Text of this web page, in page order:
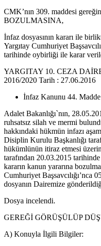
CMK’nın 309. maddesi
BOZULMASINA,
İnfaz dosyasının kararı ile
Yargıtay Cumhuriyet
tarihinde oybirliği ile karar
YARGITAY 10. CEZA
2016/2020 Tarih : 27.06.2016
İnfaz Kanunu 44. Madde
Adalet Bakanlığı`nın,
ruhsatsız silah ve mermi
hakkındaki hükmün infazı
Disiplin Kurulu Başkanlığı
hükümlünün itiraz etmesi
tarafından 20.03.2015
kararın kanun yararına
Cumhuriyet Başsavcılığı’nca
dosyanın Dairemize
Dosya incelendi.
GEREĞİ GÖRÜŞÜLÜP
A) Konuyla İlgili Bilgiler: